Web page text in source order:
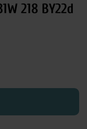
218 BY22d